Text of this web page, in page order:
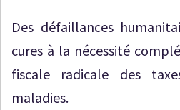
Des défaillances
cures à la nécessité
fiscale radicale des
maladies.